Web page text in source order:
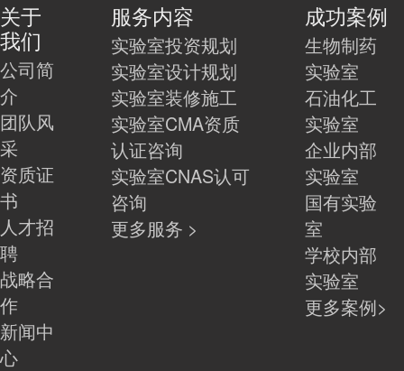
关于
我们
公司简
介
团队风
采
资质证
书
人才招
聘
战略合
作
新闻中
心
服务内容
实验室投资规划
实验室设计规划
实验室装修施工
实验室CMA资质
认证咨询
实验室CNAS认可
咨询
更多服务 >
成功案例
生物制药
实验室
石油化工
实验室
企业内部
实验室
国有实验
室
学校内部
实验室
更多案例>